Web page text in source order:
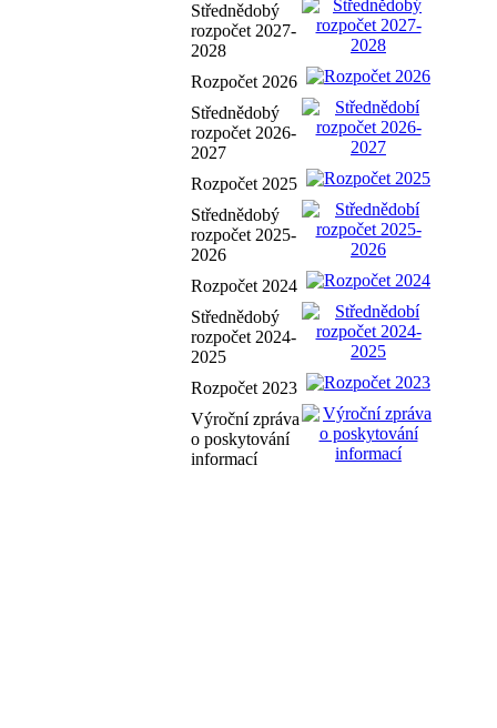
Střednědobý
rozpočet 2027-
2028
Rozpočet 2026
Střednědobý
rozpočet 2026-
2027
Rozpočet 2025
Střednědobý
rozpočet 2025-
2026
Rozpočet 2024
Střednědobý
rozpočet 2024-
2025
Rozpočet 2023
Výroční zpráva
o poskytování
informací